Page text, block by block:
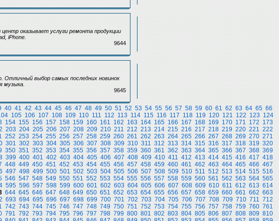
оказывает услуги ремонта продукции
iPhone.
9644
Отличный выбор самых последних новинок
музыка.
9645
40 41 42 43 44 45 46 47 48 49 50 51 52 53 54 55 56 57 58 59 60 61 62 63 64 65 66
105 106 107 108 109 110 111 112 113 114 115 116 117 118 119 120 121 122 123 124
154 155 156 157 158 159 160 161 162 163 164 165 166 167 168 169 170 171 172 173
203 204 205 206 207 208 209 210 211 212 213 214 215 216 217 218 219 220 221 222
252 253 254 255 256 257 258 259 260 261 262 263 264 265 266 267 268 269 270 271
301 302 303 304 305 306 307 308 309 310 311 312 313 314 315 316 317 318 319 320
350 351 352 353 354 355 356 357 358 359 360 361 362 363 364 365 366 367 368 369
399 400 401 402 403 404 405 406 407 408 409 410 411 412 413 414 415 416 417 418
448 449 450 451 452 453 454 455 456 457 458 459 460 461 462 463 464 465 466 467
497 498 499 500 501 502 503 504 505 506 507 508 509 510 511 512 513 514 515 516
546 547 548 549 550 551 552 553 554 555 556 557 558 559 560 561 562 563 564 565
595 596 597 598 599 600 601 602 603 604 605 606 607 608 609 610 611 612 613 614
644 645 646 647 648 649 650 651 652 653 654 655 656 657 658 659 660 661 662 663
693 694 695 696 697 698 699 700 701 702 703 704 705 706 707 708 709 710 711 712
742 743 744 745 746 747 748 749 750 751 752 753 754 755 756 757 758 759 760 761
791 792 793 794 795 796 797 798 799 800 801 802 803 804 805 806 807 808 809 810